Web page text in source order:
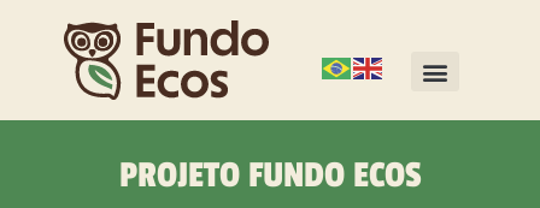
PROJETO FUNDO ECOS